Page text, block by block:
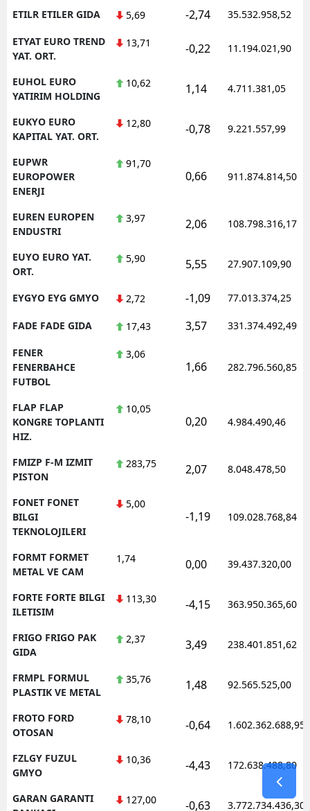
ETILR ETILER GIDA 5,69 -2,74 35.532.958,52
ETYAT EURO TREND
YAT. ORT.
13,71 -0,22 11.194.021,90
EUHOL EURO
YATIRIM HOLDING
10,62 1,14 4.711.381,05
EUKYO EURO
KAPITAL YAT. ORT.
12,80 -0,78 9.221.557,99
EUPWR
EUROPOWER
ENERJI
91,70
0,66 911.874.814,50
EUREN EUROPEN
ENDUSTRI
3,97 2,06 108.798.316,17
EUYO EURO YAT.
ORT.
5,90 5,55 27.907.109,90
EYGYO EYG GMYO 2,72 -1,09 77.013.374,25
FADE FADE GIDA 17,43 3,57 331.374.492,49
FENER
FENERBAHCE
FUTBOL
3,06
1,66 282.796.560,85
FLAP FLAP
KONGRE TOPLANTI
HIZ.
10,05
0,20 4.984.490,46
FMIZP F-M IZMIT
PISTON
283,75 2,07 8.048.478,50
FONET FONET
BILGI
TEKNOLOJILERI
5,00
-1,19 109.028.768,84
FORMT FORMET
METAL VE CAM
1,74 0,00 39.437.320,00
FORTE FORTE BILGI
ILETISIM
113,30 -4,15 363.950.365,60
FRIGO FRIGO PAK
GIDA
2,37 3,49 238.401.851,62
FRMPL FORMUL
PLASTIK VE METAL
35,76 1,48 92.565.525,00
FROTO FORD
OTOSAN
78,10 -0,64 1.602.362.688,95
FZLGY FUZUL
GMYO
10,36 -4,43 172.638.488,80
GARAN GARANTI
127,00 -0,63 3.772.734.436,30